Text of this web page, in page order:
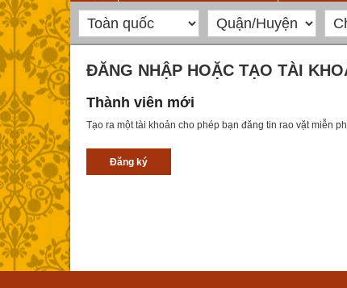
ĐĂNG NHẬP HOẶC TẠO TÀI
Thành viên mới
Tạo ra một tài khoản cho phép bạn đăng tin rao vặt miễn
Đăng ký